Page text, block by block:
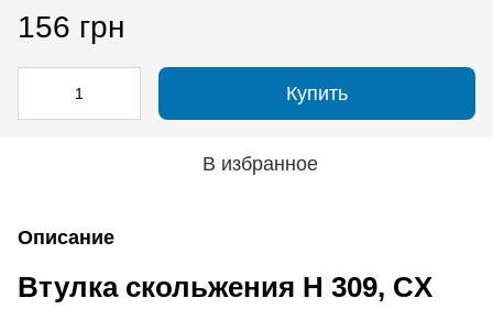
156 грн
Купить
В избранное
Описание
Втулка скольжения H 309, CX